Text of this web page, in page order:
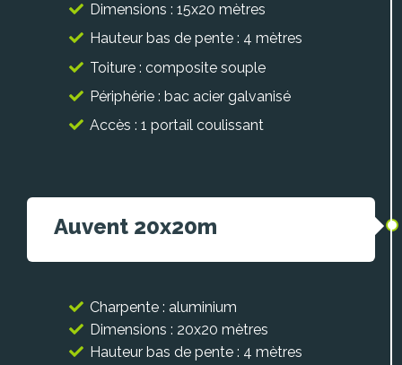
Dimensions : 15x20 mètres
Hauteur bas de pente : 4 mètres
Toiture : composite souple
Périphérie : bac acier galvanisé
Accès : 1 portail coulissant
Auvent 20x20m
Charpente : aluminium
Dimensions : 20x20 mètres
Hauteur bas de pente : 4 mètres